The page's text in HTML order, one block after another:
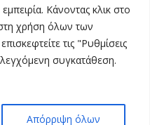
Κάνοντας κλικ στο
χρήση όλων των
τις "Ρυθμίσεις
συγκατάθεση.
Απόρριψη όλων
| Κατασκευή